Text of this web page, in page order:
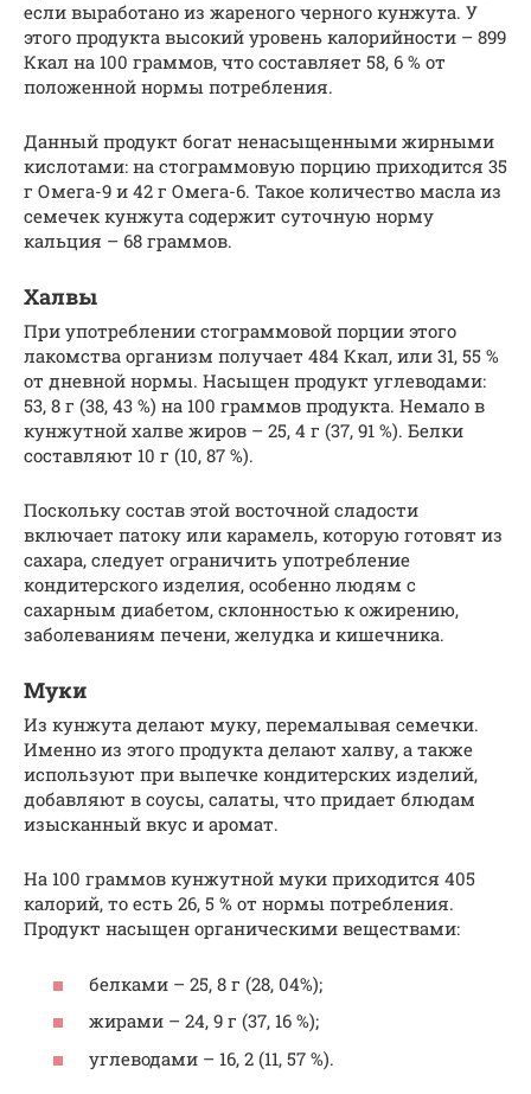
если выработано из жареного черного кунжута. У
этого продукта высокий уровень калорийности – 899
Ккал на 100 граммов, что составляет 58, 6 % от
положенной нормы потребления.
Данный продукт богат ненасыщенными жирными
кислотами: на стограммовую порцию приходится 35
г Омега-9 и 42 г Омега-6. Такое количество масла из
семечек кунжута содержит суточную норму
кальция – 68 граммов.
Халвы
При употреблении стограммовой порции этого
лакомства организм получает 484 Ккал, или 31, 55 %
от дневной нормы. Насыщен продукт углеводами:
53, 8 г (38, 43 %) на 100 граммов продукта. Немало в
кунжутной халве жиров – 25, 4 г (37, 91 %). Белки
составляют 10 г (10, 87 %).
Поскольку состав этой восточной сладости
включает патоку или карамель, которую готовят из
сахара, следует ограничить употребление
кондитерского изделия, особенно людям с
сахарным диабетом, склонностью к ожирению,
заболеваниям печени, желудка и кишечника.
Муки
Из кунжута делают муку, перемалывая семечки.
Именно из этого продукта делают халву, а также
используют при выпечке кондитерских изделий,
добавляют в соусы, салаты, что придает блюдам
изысканный вкус и аромат.
На 100 граммов кунжутной муки приходится 405
калорий, то есть 26, 5 % от нормы потребления.
Продукт насыщен органическими веществами:
белками – 25, 8 г (28, 04%);
жирами – 24, 9 г (37, 16 %);
углеводами – 16, 2 (11, 57 %).